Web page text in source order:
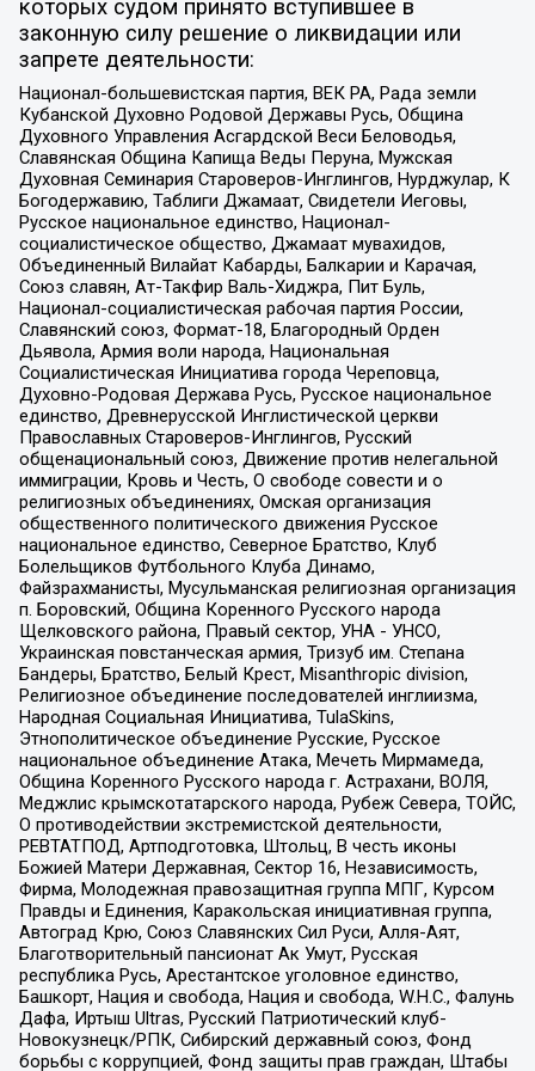
которых судом принято вступившее в
законную силу решение о ликвидации или
запрете деятельности:
Национал-большевистская партия, ВЕК РА, Рада земли
Кубанской Духовно Родовой Державы Русь, Община
Духовного Управления Асгардской Веси Беловодья,
Славянская Община Капища Веды Перуна, Мужская
Духовная Семинария Староверов-Инглингов, Нурджулар, К
Богодержавию, Таблиги Джамаат, Свидетели Иеговы,
Русское национальное единство, Национал-
социалистическое общество, Джамаат мувахидов,
Объединенный Вилайат Кабарды, Балкарии и Карачая,
Союз славян, Ат-Такфир Валь-Хиджра, Пит Буль,
Национал-социалистическая рабочая партия России,
Славянский союз, Формат-18, Благородный Орден
Дьявола, Армия воли народа, Национальная
Социалистическая Инициатива города Череповца,
Духовно-Родовая Держава Русь, Русское национальное
единство, Древнерусской Инглистической церкви
Православных Староверов-Инглингов, Русский
общенациональный союз, Движение против нелегальной
иммиграции, Кровь и Честь, О свободе совести и о
религиозных объединениях, Омская организация
общественного политического движения Русское
национальное единство, Северное Братство, Клуб
Болельщиков Футбольного Клуба Динамо,
Файзрахманисты, Мусульманская религиозная организация
п. Боровский, Община Коренного Русского народа
Щелковского района, Правый сектор, УНА - УНСО,
Украинская повстанческая армия, Тризуб им. Степана
Бандеры, Братство, Белый Крест, Misanthropic division,
Религиозное объединение последователей инглиизма,
Народная Социальная Инициатива, TulaSkins,
Этнополитическое объединение Русские, Русское
национальное объединение Атака, Мечеть Мирмамеда,
Община Коренного Русского народа г. Астрахани, ВОЛЯ,
Меджлис крымскотатарского народа, Рубеж Севера, ТОЙС,
О противодействии экстремистской деятельности,
РЕВТАТПОД, Артподготовка, Штольц, В честь иконы
Божией Матери Державная, Сектор 16, Независимость,
Фирма, Молодежная правозащитная группа МПГ, Курсом
Правды и Единения, Каракольская инициативная группа,
Автоград Крю, Союз Славянских Сил Руси, Алля-Аят,
Благотворительный пансионат Ак Умут, Русская
республика Русь, Арестантское уголовное единство,
Башкорт, Нация и свобода, Нация и свобода, W.H.С., Фалунь
Дафа, Иртыш Ultras, Русский Патриотический клуб-
Новокузнецк/РПК, Сибирский державный союз, Фонд
борьбы с коррупцией, Фонд защиты прав граждан, Штабы